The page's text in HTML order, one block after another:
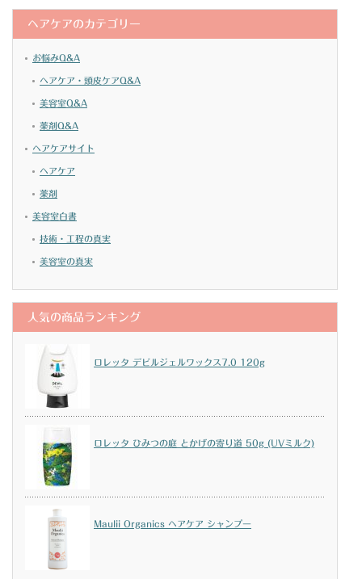
ヘアケアのカテゴリー
お悩みQ&A
ヘアケア・頭皮ケアQ&A
美容室Q&A
薬剤Q&A
ヘアケアサイト
ヘアケア
薬剤
美容室白書
技術・工程の真実
美容室の真実
人気の商品ランキング
ロレッタ デビルジェルワックス7.0 120g
ロレッタ ひみつの庭 とかげの寄り道 50g (UVミルク)
Maulii Organics ヘアケア シャンプー